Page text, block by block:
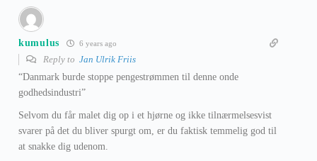
kumulus 6 years ago
Reply to Jan Ulrik Friis
“Danmark burde stoppe pengestrømmen til denne onde
godhedsindustri”
Selvom du får malet dig op i et hjørne og ikke tilnærmelsesvist
svarer på det du bliver spurgt om, er du faktisk temmelig god til
at snakke dig udenom.